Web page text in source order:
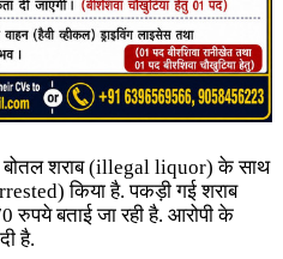
बोतल शराब (illegal liquor) के साथ
किया है. पकड़ी गई शराब
बताई जा रही है. आरोपी के
है.